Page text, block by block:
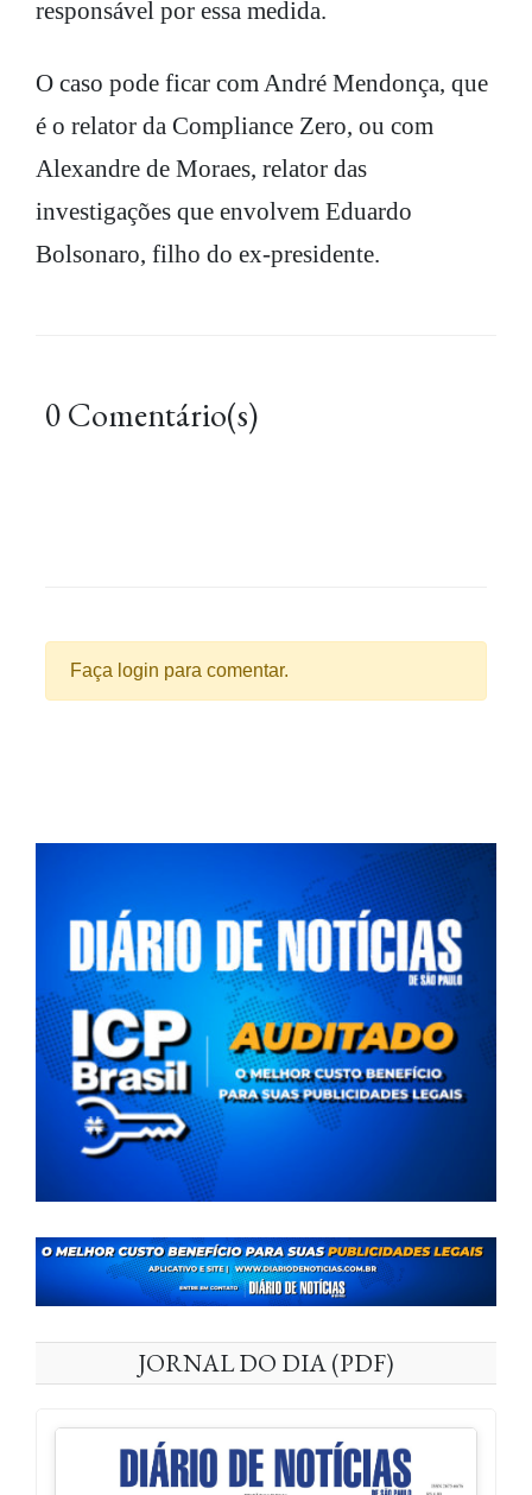
responsável por essa medida.
O caso pode ficar com André Mendonça, que
é o relator da Compliance Zero, ou com
Alexandre de Moraes, relator das
investigações que envolvem Eduardo
Bolsonaro, filho do ex-presidente.
0 Comentário(s)
Faça login para comentar.
JORNAL DO DIA (PDF)